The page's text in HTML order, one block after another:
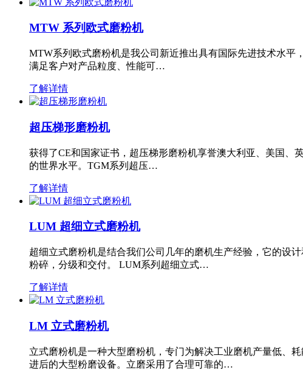
MTW 系列欧式磨粉机
MTW系列欧式磨粉机是我公司新近推出具有国际先进技术水
满足客户对产品粒度、性能可…
了解详情
超压梯形磨粉机
获得了CE和国家证书，超压梯形磨粉机享誉澳大利亚、美国
的世界水平。TGM系列超压…
了解详情
LUM 超细立式磨粉机
超细立式磨粉机是结合我们公司几年的磨机生产经验，它的设
粉碎，分级和交付。 LUM系列超细立式…
了解详情
LM 立式磨粉机
立式磨粉机是一种大型磨粉机，专门为解决工业磨机产量低、
进后的大型粉磨设备。立磨采用了合理可靠的…